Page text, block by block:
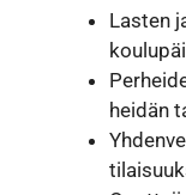
Lasten
heidän